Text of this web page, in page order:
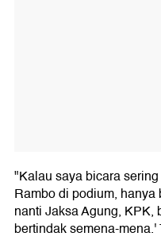
"Kalau saya bicara
Rambo di podium,
nanti Jaksa Agung,
bertindak semena-